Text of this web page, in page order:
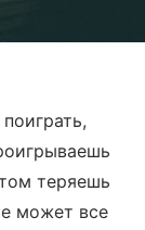
теряешь
может все